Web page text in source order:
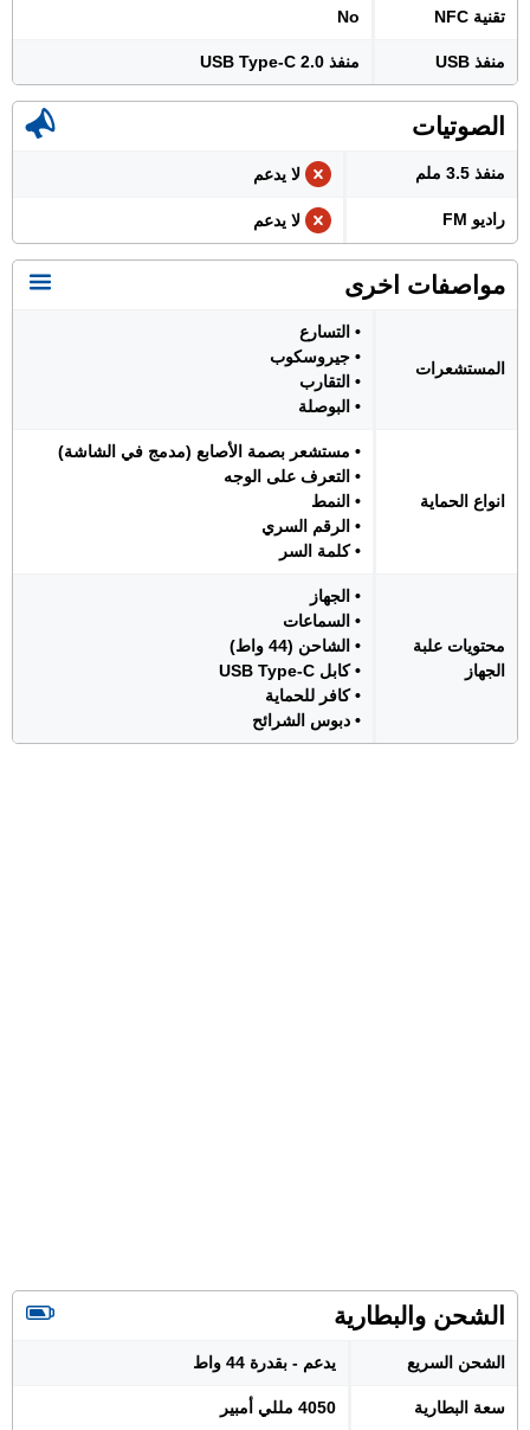
تقنية NFC No
منفذ USB منفذ USB Type-C 2.0
الصوتيات
منفذ 3.5 ملم لا يدعم
راديو FM لا يدعم
مواصفات اخرى
المستشعرات
• التسارع
• جيروسكوب
• التقارب
• البوصلة
انواع الحماية
• مستشعر بصمة الأصابع (مدمج في الشاشة)
• التعرف على الوجه
• النمط
• الرقم السري
• كلمة السر
محتويات علبة
الجهاز
• الجهاز
• السماعات
• الشاحن (44 واط)
• كابل USB Type-C
• كافر للحماية
• دبوس الشرائح
الشحن والبطارية
الشحن السريع يدعم - بقدرة 44 واط
سعة البطارية 4050 مللي أمبير